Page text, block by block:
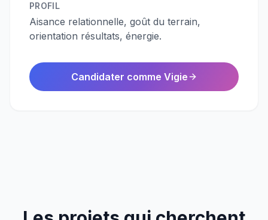
PROFIL
Aisance relationnelle, goût du terrain,
orientation résultats, énergie.
Candidater comme Vigie